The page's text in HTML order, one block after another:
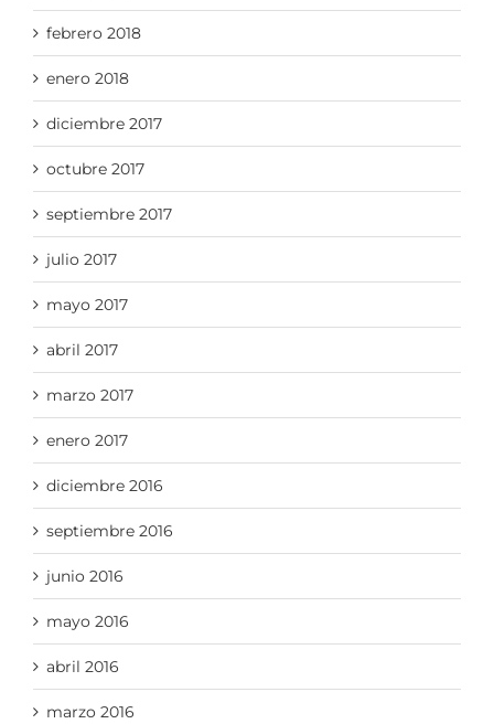
febrero 2018
enero 2018
diciembre 2017
octubre 2017
septiembre 2017
julio 2017
mayo 2017
abril 2017
marzo 2017
enero 2017
diciembre 2016
septiembre 2016
junio 2016
mayo 2016
abril 2016
marzo 2016